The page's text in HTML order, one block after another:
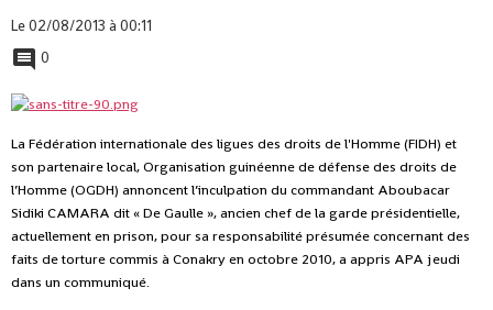
Le 02/08/2013 à 00:11
0
La Fédération internationale des ligues des droits de l'Homme (FIDH) et
son partenaire local, Organisation guinéenne de défense des droits de
l’Homme (OGDH) annoncent l’inculpation du commandant Aboubacar
Sidiki CAMARA dit « De Gaulle », ancien chef de la garde présidentielle,
actuellement en prison, pour sa responsabilité présumée concernant des
faits de torture commis à Conakry en octobre 2010, a appris APA jeudi
dans un communiqué.